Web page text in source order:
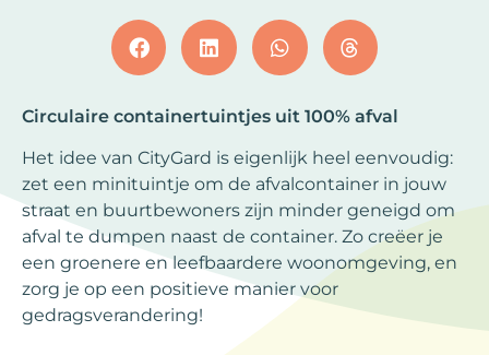
Circulaire containertuintjes uit 100% afval
Het idee van CityGard is eigenlijk heel eenvoudig:
zet een minituintje om de afvalcontainer in jouw
straat en buurtbewoners zijn minder geneigd om
afval te dumpen naast de container. Zo creëer je
een groenere en leefbaardere woonomgeving, en
zorg je op een positieve manier voor
gedragsverandering!